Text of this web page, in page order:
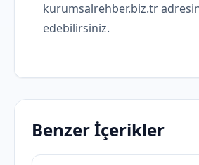
kurumsalrehber.biz.tr
edebilirsiniz.
Benzer İçerikler